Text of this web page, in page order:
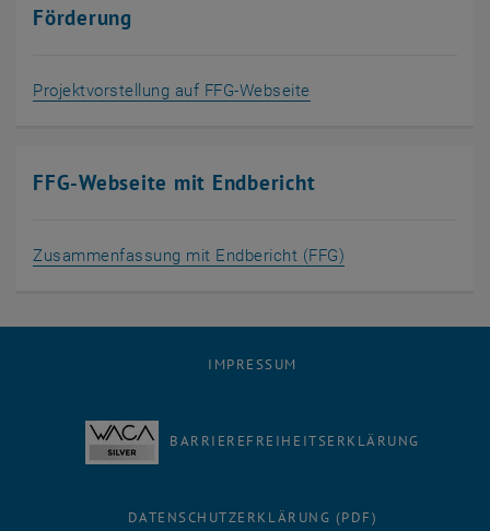
Förderung
Projektvorstellung auf FFG-Webseite
FFG-Webseite mit Endbericht
Zusammenfassung mit Endbericht (FFG)
IMPRESSUM
BARRIEREFREIHEITSERKLÄRUNG
DATENSCHUTZERKLÄRUNG (PDF)